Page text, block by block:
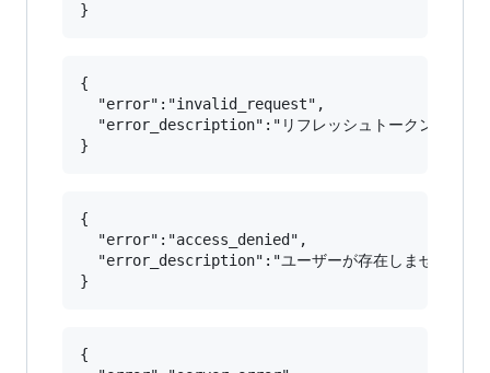
{
  "error":"invalid_request",
"error_description":"リフレッシュトークンの有効
{
  "error":"access_denied",
  "error_description":"ユーザーが存在しません。"
{